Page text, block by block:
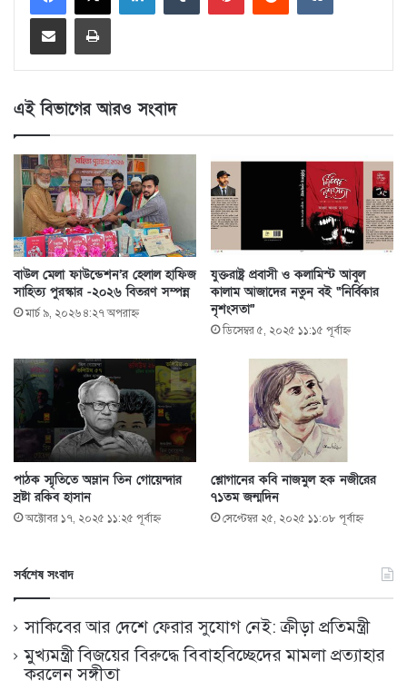
এই বিভাগের আরও সংবাদ
বাউল মেলা ফাউন্ডেশন’র হেলাল হাফিজ
সাহিত্য পুরস্কার -২০২৬ বিতরণ সম্পন্ন
মার্চ ৯, ২০২৬ ৪:২৭ অপরাহ্ণ
যুক্তরাষ্ট্র প্রবাসী ও কলামিস্ট আবুল
কালাম আজাদের নতুন বই “নির্বিকার
নৃশংসতা”
ডিসেম্বর ৫, ২০২৫ ১১:১৫ পূর্বাহ্ণ
পাঠক স্মৃতিতে অম্লান তিন গোয়েন্দার
স্রষ্টা রকিব হাসান
অক্টোবর ১৭, ২০২৫ ১১:২৫ পূর্বাহ্ণ
শ্লোগানের কবি নাজমুল হক নজীরের
৭১তম জন্মদিন
সেপ্টেম্বর ২৫, ২০২৫ ১১:০৮ পূর্বাহ্ণ
সর্বশেষ সংবাদ
সাকিবের আর দেশে ফেরার সুযোগ নেই: ক্রীড়া প্রতিমন্ত্রী
মুখ্যমন্ত্রী বিজয়ের বিরুদ্ধে বিবাহবিচ্ছেদের মামলা প্রত্যাহার
করলেন সঙ্গীতা